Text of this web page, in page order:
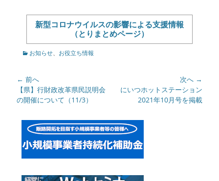
新型コロナウイルスの影響による支援情報
（とりまとめページ）
カ
リ
ー
お知らせ、 お役立ち情報
投
稿
ナ
ー
シ
ョ
ン
← 前へ
前
の
事:
【県】行財政改革県民説明会
の開催について（11/3）
次へ →
事:
にいつホットステーション
2021年10月号を掲載